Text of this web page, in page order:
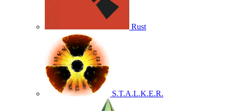
Rust
S.T.A.L.K.E.R.